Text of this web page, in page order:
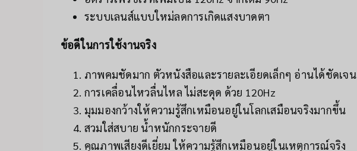
ระบบเลนส์แบบใหม่ลดการเกิดแสงบาดตา
ข้อดีในการใช้งานจริง
ภาพคมชัดมาก ตัวหนังสือและรายละเอียดเล็กๆ อ่านได้ชัดเจน
การเคลื่อนไหวลื่นไหล ไม่สะดุด ด้วย 120Hz
มุมมองกว้างให้ความรู้สึกเหมือนอยู่ในโลกเสมือนจริงมากขึ้น
สวมใส่สบาย น้ำหนักกระจายดี
คุณภาพเสียงดีเยี่ยม ให้ความรู้สึกเหมือนอยู่ในเหตุการณ์จริง